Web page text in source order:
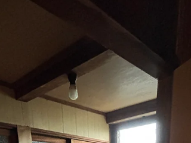
秀技能賞」をいただきました！ 非常に厳し
い品質基準や施工チェックをクリアした上
で、このように表彰して頂けたことは大工
ん達はもちろん、西建スタッフ一同にとっ
も大きな誇りです！ みなさん恥ずかしがり
屋。「顔は隠してね」と言われたのでスタ
プで(*^^*)